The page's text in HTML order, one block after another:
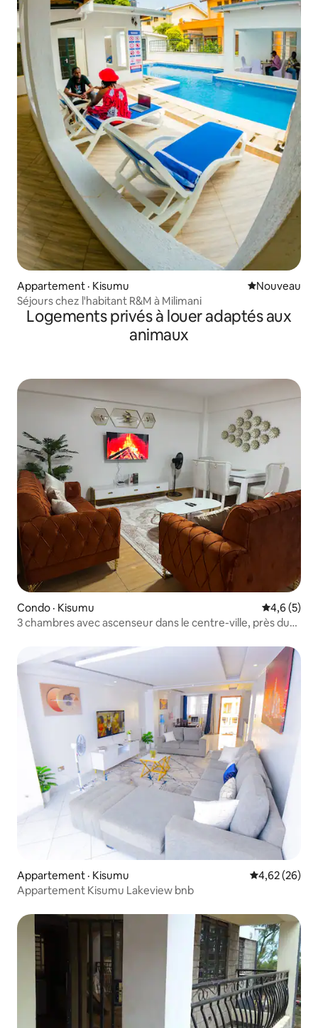
Appartement · Kisumu Nouvel
Nouveau
Séjours chez l'habitant R&M à Milimani
Logements privés à louer adaptés aux
animaux
Condo · Kisumu Note
4,6 (5)
3 chambres avec ascenseur dans le centre-ville, près du
Appartement · Kisumu Note
4,62 (26)
Appartement Kisumu Lakeview bnb